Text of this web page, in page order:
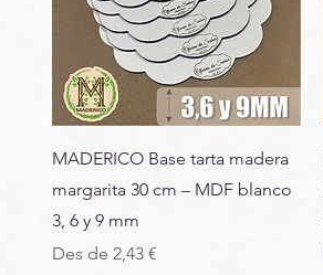
MADERICO Base tarta madera
margarita 30 cm – MDF blanco
3, 6 y 9 mm
Des de 2,43 €
Preu d'oferta